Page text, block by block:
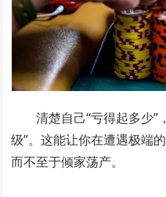
清楚自己“亏得起多少”
级”。这能让你在遭遇极端
而不至于倾家荡产。